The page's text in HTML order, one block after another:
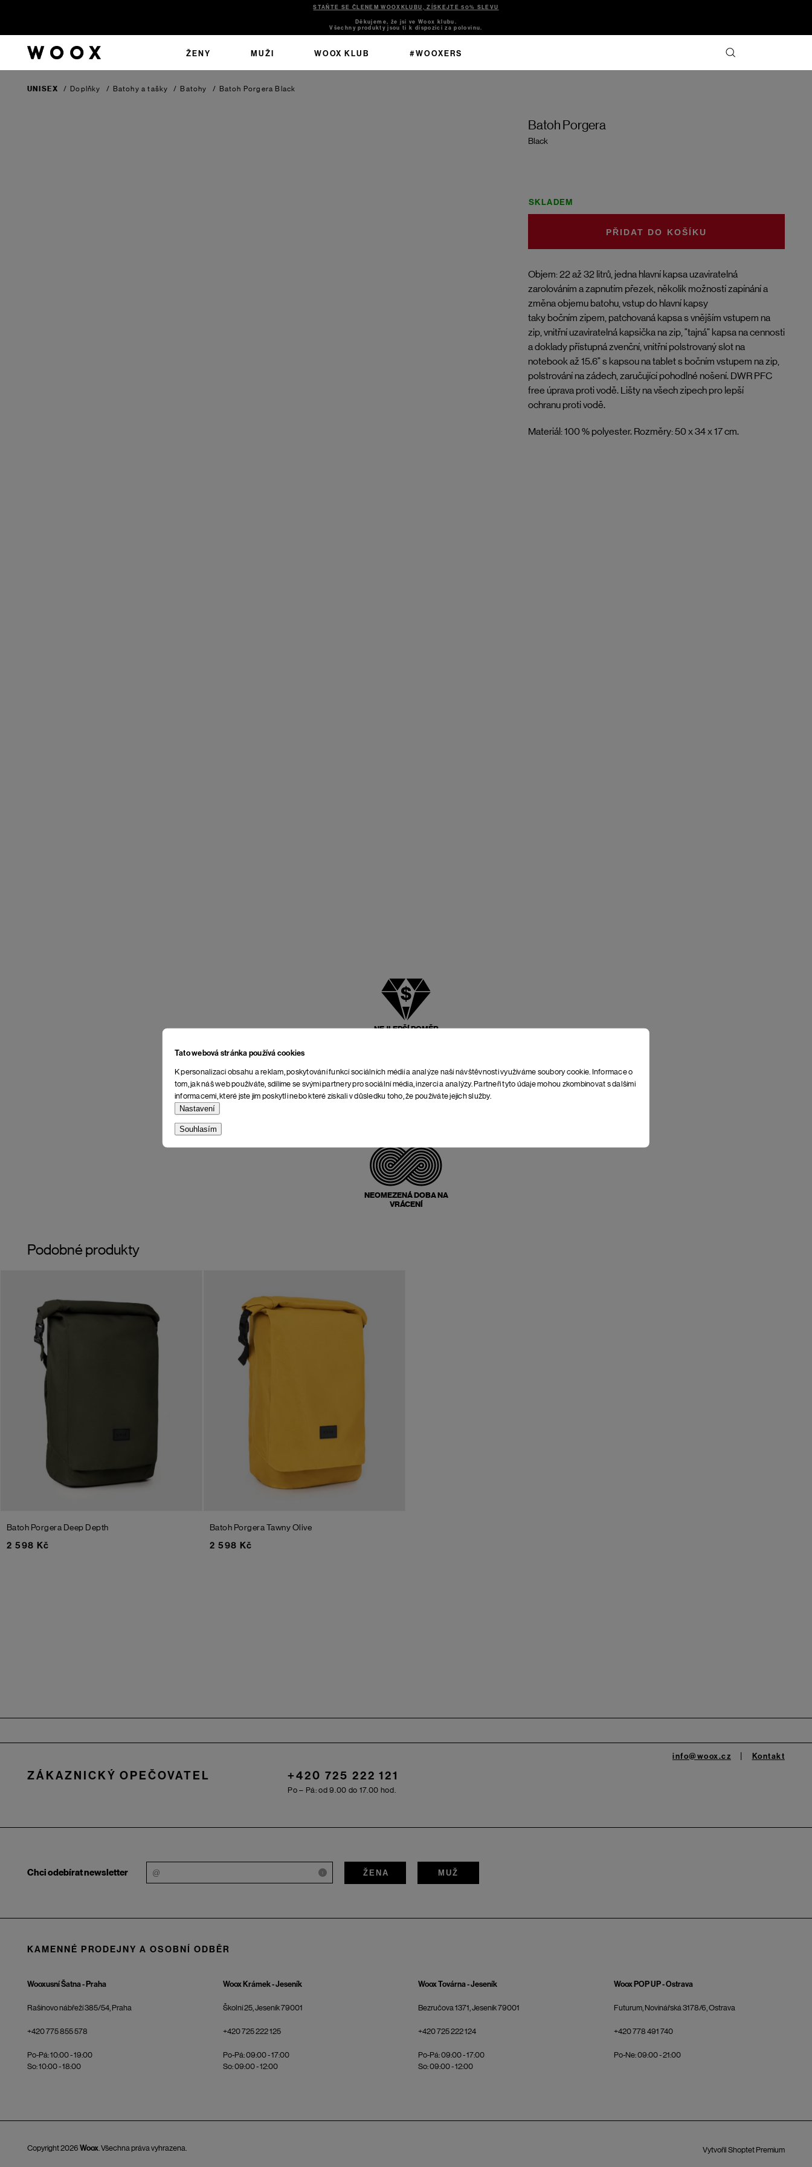
Tato webová stránka používá cookies
K personalizaci obsahu a reklam, poskytování funkcí sociálních médií a analýze naší návštěvnosti využíváme soubory cookie. Informace o
tom, jak náš web používáte, sdílíme se svými partnery pro sociální média, inzerci a analýzy. Partneři tyto údaje mohou zkombinovat s dalšími
informacemi, které jste jim poskytli nebo které získali v důsledku toho, že používáte jejich služby.
Nastavení
Souhlasím
STAŇTE SE ČLENEM WOOXKLUBU, ZÍSKEJTE 50% SLEVU
Děkujeme, že jsi ve Woox klubu.
Všechny produkty jsou ti k dispozici za polovinu.
ŽENY MUŽI WOOX KLUB #WOOXERS
UNISEX / Doplňky / Batohy a tašky / Batohy / Batoh Porgera Black
Batoh Porgera
Black
Objem: 22 až 32 litrů, jedna hlavní kapsa uzaviratelná
zarolováním a zapnutím přezek, několik možností zapínání a
změna objemu batohu, vstup do hlavní kapsy
taky bočním zipem, patchovaná kapsa s vnějším vstupem na
zip, vnitřní uzaviratelná kapsička na zip, "tajná" kapsa na cennosti
a doklady přístupná zvenční, vnitřní polstrovaný slot na
notebook až 15.6" s kapsou na tablet s bočním vstupem na zip,
polstrování na zádech, zaručující pohodlné nošení. DWR PFC
free úprava proti vodě. Lišty na všech zipech pro lepší
ochranu proti vodě.
Materiál: 100 % polyester. Rozměry: 50 x 34 x 17 cm.
SKLADEM
DO KOŠÍKU
NEJLEPŠÍ POMĚR
NEOMEZENÁ DOBA NA
VRÁCENÍ
Podobné produkty
Batoh Porgera Deep Depth
2 598 Kč
Batoh PorgeraTawny Olive
2 598 Kč
ZÁKAZNICKÝ OPEČOVATEL +420 725 222 121
Po – Pá: od 9.00 do 17.00 hod.
info@woox.cz Kontakt
Chci odebírat newsletter i ŽENA MUŽ
KAMENNÉ PRODEJNY A OSOBNÍ ODBĚR
Wooxusní Šatna - Praha
Rašínovo nábřeží 385/54, Praha
+420 775 855 578
Po-Pá: 10:00 - 19:00
So: 10:00 - 18:00
Woox Krámek - Jeseník
Školní 25, Jeseník 79001
+420 725 222 125
Po-Pá: 09:00 - 17:00
So: 09:00 - 12:00
Woox Továrna - Jeseník
Bezručova 1371, Jeseník 79001
+420 725 222 124
Po-Pá: 09:00 - 17:00
So: 09:00 - 12:00
Woox POP UP - Ostrava
Futurum, Novinářská 3178/6, Ostrava
+420 778 491 740
Po-Ne: 09:00 - 21:00
Vytvořil Shoptet Premium
Copyright 2026 Woox. Všechna práva vyhrazena.